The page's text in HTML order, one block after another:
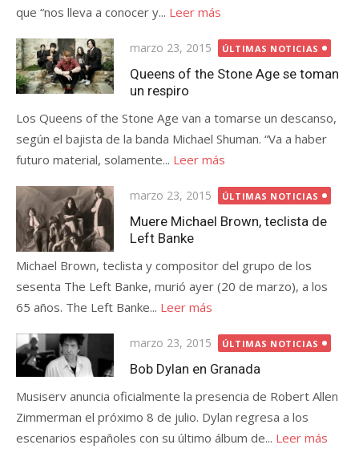
que “nos lleva a conocer y... Leer más
Publicada
el
marzo 23, 2015 ÚLTIMAS NOTICIAS
Queens of the Stone Age se toman
un respiro
Los Queens of the Stone Age van a tomarse un descanso,
según el bajista de la banda Michael Shuman. “Va a haber
futuro material, solamente... Leer más
Publicada
el
marzo 23, 2015 ÚLTIMAS NOTICIAS
Muere Michael Brown, teclista de
Left Banke
Michael Brown, teclista y compositor del grupo de los
sesenta The Left Banke, murió ayer (20 de marzo), a los
65 años. The Left Banke... Leer más
Publicada
el
marzo 23, 2015 ÚLTIMAS NOTICIAS
Bob Dylan en Granada
Musiserv anuncia oficialmente la presencia de Robert Allen
Zimmerman el próximo 8 de julio. Dylan regresa a los
escenarios españoles con su último álbum de... Leer más